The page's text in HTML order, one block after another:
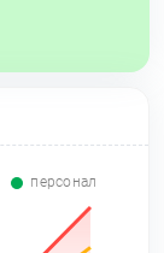
персонал